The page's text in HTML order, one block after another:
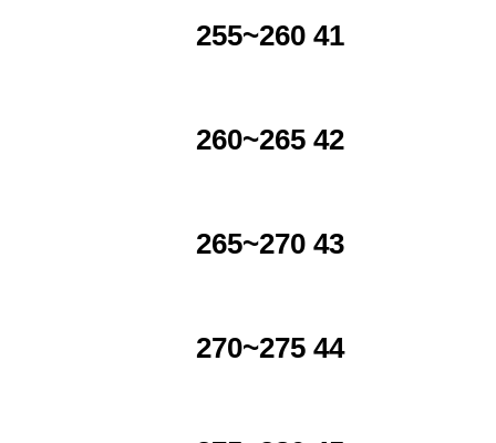
255~260 41
260~265 42
265~270 43
270~275 44